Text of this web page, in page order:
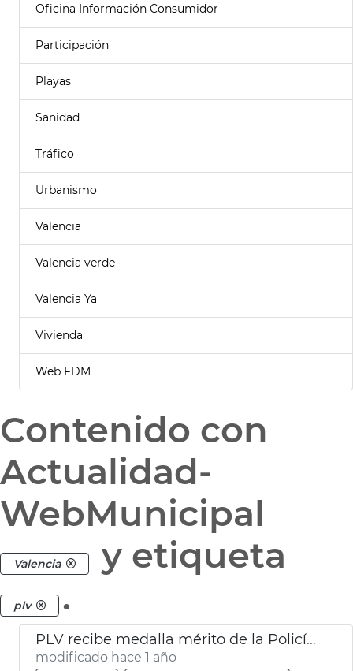
Oficina Información Consumidor
Participación
Playas
Sanidad
Tráfico
Urbanismo
Valencia
Valencia verde
Valencia Ya
Vivienda
Web FDM
Contenido con
Actualidad-
WebMunicipal
Valencia y etiqueta
plv .
PLV recibe medalla mérito de la Policía Municipal Madrid por labor dana
modificado hace 1 año